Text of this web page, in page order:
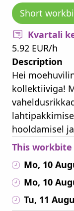
Short
Kvartali
5.92 EUR/h
Description
Hei
kollektiiviga!
hooldamisel
This
Mo, 10
Mo, 10
Tu, 11